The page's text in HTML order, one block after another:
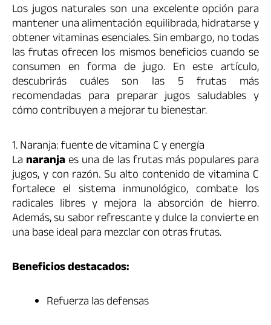
Los jugos naturales son una excelente opción para
mantener una alimentación equilibrada, hidratarse y
obtener vitaminas esenciales. Sin embargo, no todas
las frutas ofrecen los mismos beneficios cuando se
consumen en forma de jugo. En este artículo,
descubrirás cuáles son las 5 frutas más
recomendadas para preparar jugos saludables y
cómo contribuyen a mejorar tu bienestar.
1. Naranja: fuente de vitamina C y energía
La naranjaes una de las frutas más populares para
jugos, y con razón. Su alto contenido de vitamina C
fortalece el sistema inmunológico, combate los
radicales libres y mejora la absorción de hierro.
Además, su sabor refrescante y dulce la convierte en
una base ideal para mezclar con otras frutas.
Beneficios destacados:
Refuerza las defensas